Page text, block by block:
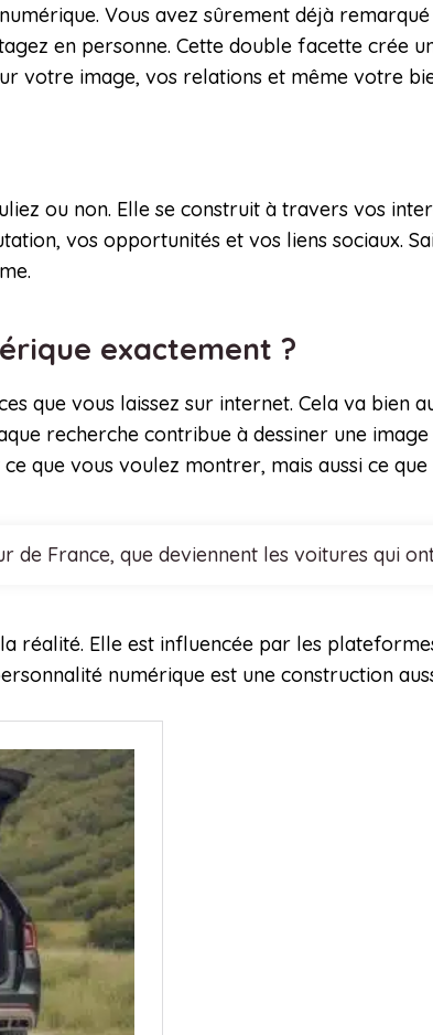
Vous avez sûrement déjà
en personne. Cette double facette crée
votre image, vos relations et même votre
ou non. Elle se construit à travers vos
vos opportunités et vos liens sociaux.
exactement ?
que vous laissez sur internet. Cela va
recherche contribue à dessiner une
que vous voulez montrer, mais aussi ce
de France, que deviennent les voitures qui
réalité. Elle est influencée par les
numérique est une construction